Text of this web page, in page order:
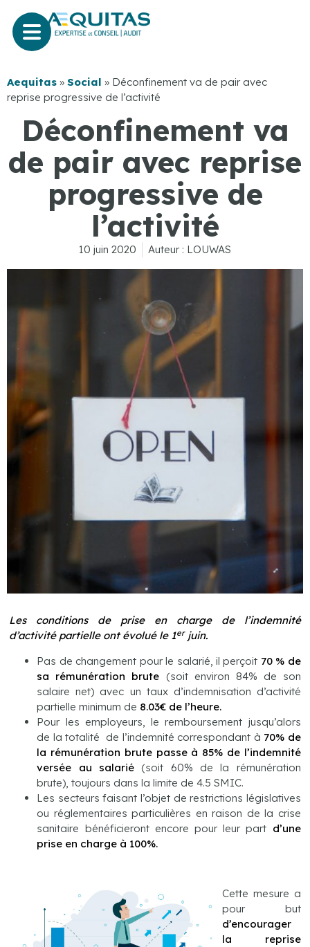
Aequitas » Social » Déconfinement va de pair avec
reprise progressive de l’activité
Déconfinement va
de pair avec reprise
progressive de
l’activité
10 juin 2020 Auteur : LOUWAS
Les conditions de prise en charge de l’indemnité
d’activité partielle ont évolué le 1erjuin.
Pas de changement pour le salarié, il perçoit 70 % de
sa rémunération brute (soit environ 84% de son
salaire net) avec un taux d’indemnisation d’activité
partielle minimum de 8.03€ de l’heure.
Pour les employeurs, le remboursement jusqu’alors
de la totalité de l’indemnité correspondant à 70% de
la rémunération brute passe à 85% de l’indemnité
versée au salarié (soit 60% de la rémunération
brute), toujours dans la limite de 4.5 SMIC.
Les secteurs faisant l’objet de restrictions législatives
ou réglementaires particulières en raison de la crise
sanitaire bénéficieront encore pour leur part d’une
prise en charge à 100%.
Cette mesure a
pour but
d’encourager
la reprise